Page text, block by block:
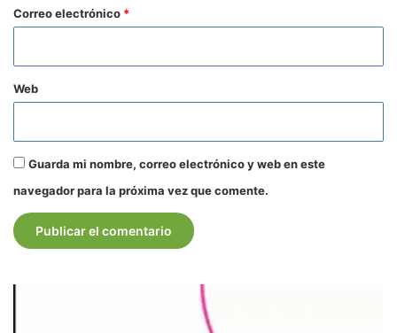
*
Correo electrónico *
Web
Guarda mi nombre, correo electrónico y web en este
navegador para la próxima vez que comente.